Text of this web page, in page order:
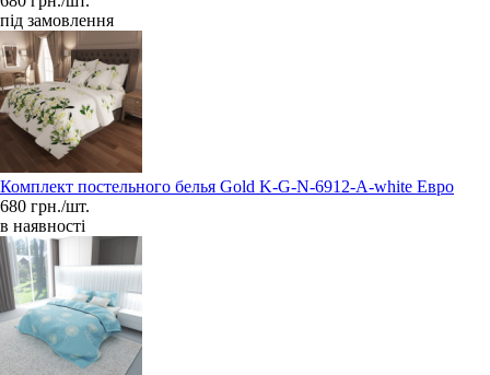
під замовлення
Комплект постельного белья Gold K-G-N-6912-A-white Евро
680 грн./шт.
в наявності